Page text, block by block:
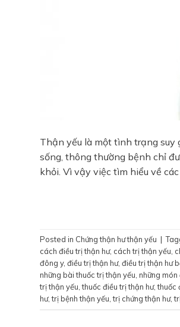
Thận yếu là một tình trạng suy
sống, thông thường bệnh chỉ
khỏi. Vì vậy việc tìm hiểu về
Posted in Chứng thận hư thận yếu |
cách điều trị thận hư, cách trị thận yếu,
đông y, điều trị thận hư, điều trị thận hư
những bài thuốc trị thận yếu, những món
trị thận yếu,thuốc điều trị thận hư,thuốc
hư,trị bệnh thận yếu,trị chứng thận hư,